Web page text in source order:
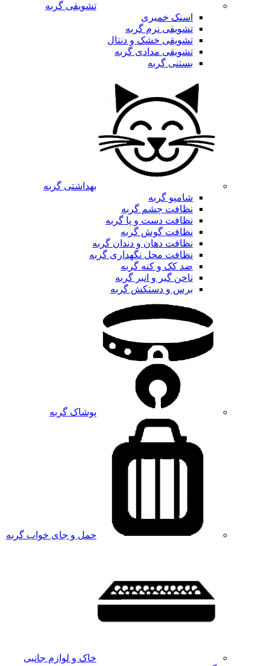
تشویقی گربه
اسنک خمیری
تشویقی نرم گربه
تشویقی خشک و دنتال
تشویقی مدادی گربه
بستنی گربه
بهداشتی گربه
شامپو گربه
نظافت چشم گربه
نظافت دست و پا گربه
نظافت گوش گربه
نظافت دهان و دندان گربه
نظافت محل نگهداری گربه
ضد کک و کنه گربه
ناخن گیر و انبر گربه
برس و دستکش گربه
پوشاک گربه
حمل و جای خواب گربه
خاک و لوازم جانبی